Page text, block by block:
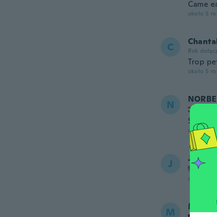
Came
około 5
C Rok
Trop
około 5
N Rok
Sok
około 5
J James
Rok
około 5
M Markus